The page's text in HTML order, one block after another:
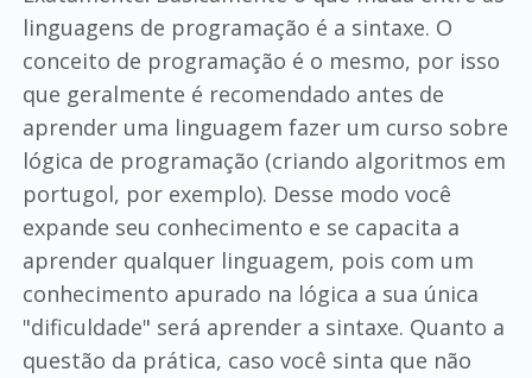
linguagens de programação é a sintaxe. O
conceito de programação é o mesmo, por isso
que geralmente é recomendado antes de
aprender uma linguagem fazer um curso sobre
lógica de programação (criando algoritmos em
portugol, por exemplo). Desse modo você
expande seu conhecimento e se capacita a
aprender qualquer linguagem, pois com um
conhecimento apurado na lógica a sua única
"dificuldade" será aprender a sintaxe. Quanto a
questão da prática, caso você sinta que não